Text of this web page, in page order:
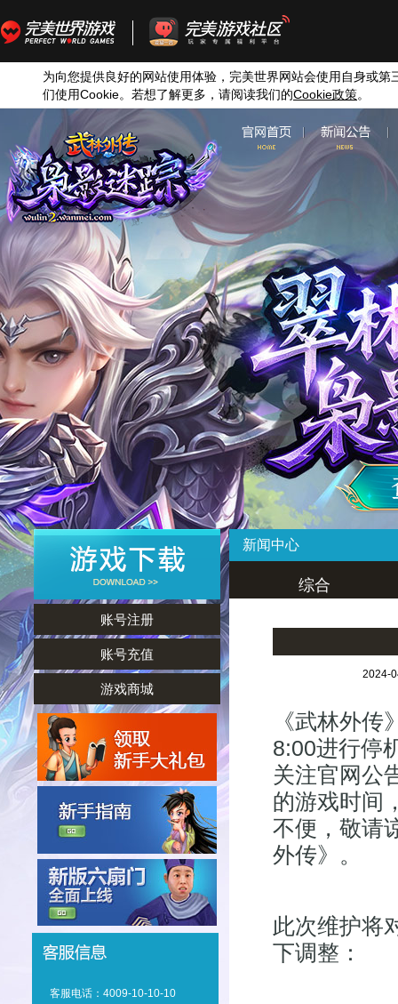
为向您提供良好的网站使用体验，完美世界网站会使用自身或第
们使用Cookie。若想了解更多，请阅读我们的Cookie政策。
账号注册
账号充值
游戏商城
客服电话：4009-10-10-10
新闻中心
综合
2024-
《武林外
8:00进行停
关注官网公
的游戏时间
不便，敬请
外传》。
此次维护将
下调整：